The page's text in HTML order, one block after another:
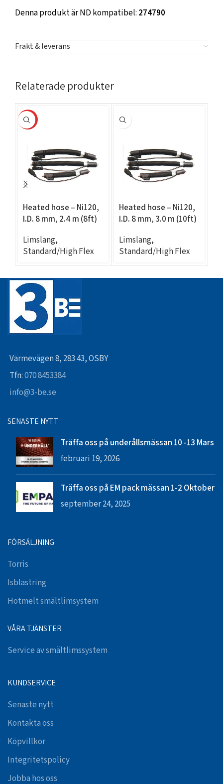
Denna produkt är ND kompatibel: 274790
Frakt & leverans
Relaterade produkter
HOT
Heated hose – Ni120,
I.D. 8 mm, 2.4 m (8ft)
Limslang,
Standard/High Flex
Heated hose – Ni120,
I.D. 8 mm, 3.0 m (10ft)
Limslang,
Standard/High Flex
Värmevägen 8, 283 43, OSBY
Tfn:070 8453384
info@3-be.se
SENASTE NYTT
Träffa oss på underållsmässan 10 -13 Mars
februari 19, 2026
Träffa oss på EM pack mässan 1-2 Oktober
september 24, 2025
FÖRSÄLJNING
Torris
Isblästring
Hotmelt smältlimsystem
VÅRA TJÄNSTER
Service av smältlimssystem
KUNDSERVICE
Senaste nytt
Kontakta oss
Köpvillkor
Integritetspolicy
Jobba hos oss